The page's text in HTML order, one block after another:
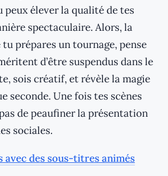
peux élever la qualité de tes
spectaculaire. Alors, la
prépares un tournage, pense
d’être suspendus dans le
sois créatif, et révèle la magie
seconde. Une fois tes scènes
de peaufiner la présentation
sociales.
avec des sous-titres animés